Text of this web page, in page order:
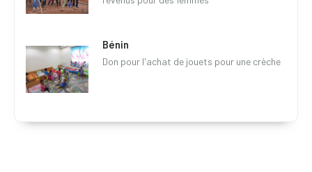
Bénin
Don pour l'achat de jouets pour une crèche